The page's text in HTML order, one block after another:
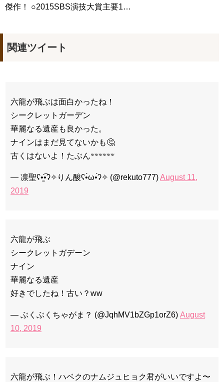
傑作！ ○2015SBS演技大賞主要1…
関連ツイート
六龍が飛ぶは面白かったね！
シークレットガーデン
華麗なる遺産も良かった。
ナインはまだ見てないかも🤔
古くはないよ！たぶん𐤔𐤔𐤔𐤔𐤔𐤔
— 凛聖ʕ•̫͡•ʔ✧りん酸ʕ•̀ω•́ʔ✧ (@rekuto777)August 11,
2019
六龍が飛ぶ
シークレットガデーン
ナイン
華麗なる遺産
好きでしたね！古い？ww
— ぶくぶくちゃがま？ (@JqhMV1bZGp1orZ6) August
10, 2019
六龍が飛ぶ！ハベクのナムジュヒョク君がいいですよ〜